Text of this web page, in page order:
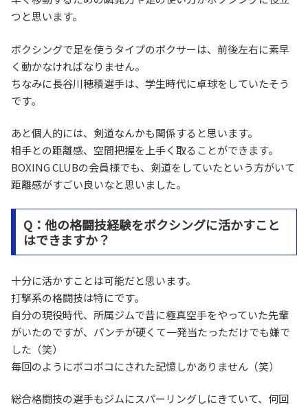
つと思います。
ボクシングで足を使うタイプのボクサーは、前後左右に素早
く動かなければなりません。
ちなみに長谷川穂積選手は、学生時代に卓球をしていたそう
です。
あと個人的には、剣道なんかも関係すると思います。
相手との距離感、空間把握を上手く取ることができます。
BOXING CLUBの会員様でも、剣道をしていたという方がいて
距離感がすごい良いなと思いました。
Q：他の格闘技経験をボクシングに活かすこと
はできますか？
十分に活かすことは可能だと思います。
打撃系の格闘技は特にです。
自分の現役時代、所属ジムで昔に極真空手をやっていた先輩
がいたのですが、パンチが硬くて一発当たっただけでも嫌で
した（笑）
毎回のようにボコボコにされた記憶しかありません（笑）
総合格闘技の選手もジムにスパーリングしにきていて、何回